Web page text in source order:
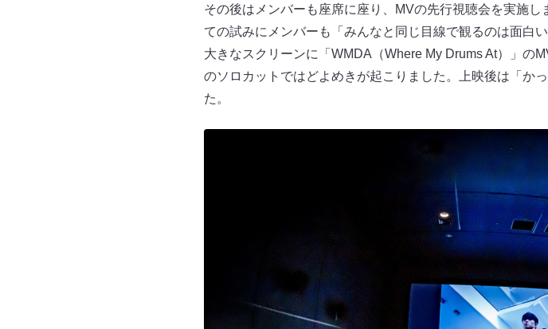
その後はメンバーも座席に座り、MVの先行視聴会を実施
ての試みにメンバーも「みんなと同じ目線で観るのは面白
大きなスクリーンに「WMDA（Where My Drums At）」の
のソロカットではどよめきが起こりました。上映後は「か
た。